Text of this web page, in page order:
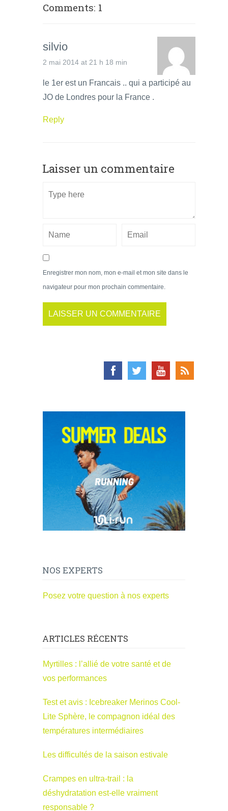
Comments: 1
silvio
2 mai 2014 at 21 h 18 min
le 1er est un Francais .. qui a participé au
JO de Londres pour la France .
Reply
Laisser un commentaire
Enregistrer mon nom, mon e-mail et mon site dans le
navigateur pour mon prochain commentaire.
NOS EXPERTS
Posez votre question à nos experts
ARTICLES RÉCENTS
Myrtilles : l’allié de votre santé et de
vos performances
Test et avis : Icebreaker Merinos Cool-
Lite Sphère, le compagnon idéal des
températures intermédiaires
Les difficultés de la saison estivale
Crampes en ultra-trail : la
déshydratation est-elle vraiment
responsable ?